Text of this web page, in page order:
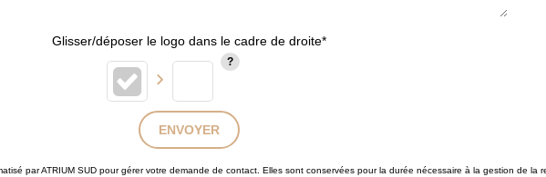
Glisser/déposer le logo dans le cadre de droite*
ENVOYER
par ATRIUM SUD pour gérer votre demande de contact. Elles sont conservées pour la durée nécessaire à la gestion de la